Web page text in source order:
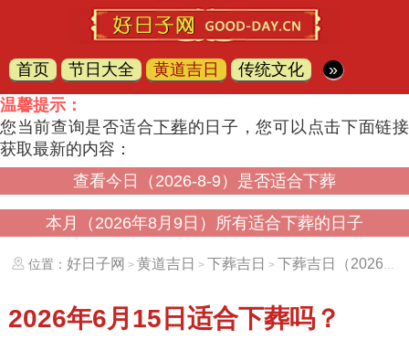
首页 节日大全 黄道吉日 传统文化
»
温馨提示：
您当前查询是否适合下葬的日子，您可以点击下面链接
获取最新的内容：
查看今日（2026-8-9）是否适合下葬
本月（2026年8月9日）所有适合下葬的日子
位置： 好日子网 > 黄道吉日 > 下葬吉日 > 下葬吉日（20260615）
2026年6月15日 适合下葬吗？